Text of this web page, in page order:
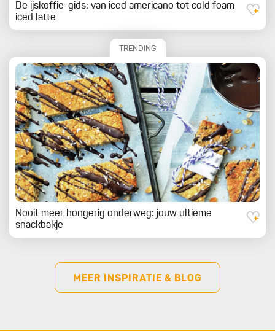
De ijskoffie-gids: van iced americano tot cold foam
iced latte
TRENDING
Nooit meer hongerig onderweg: jouw ultieme
snackbakje
MEER INSPIRATIE & BLOG